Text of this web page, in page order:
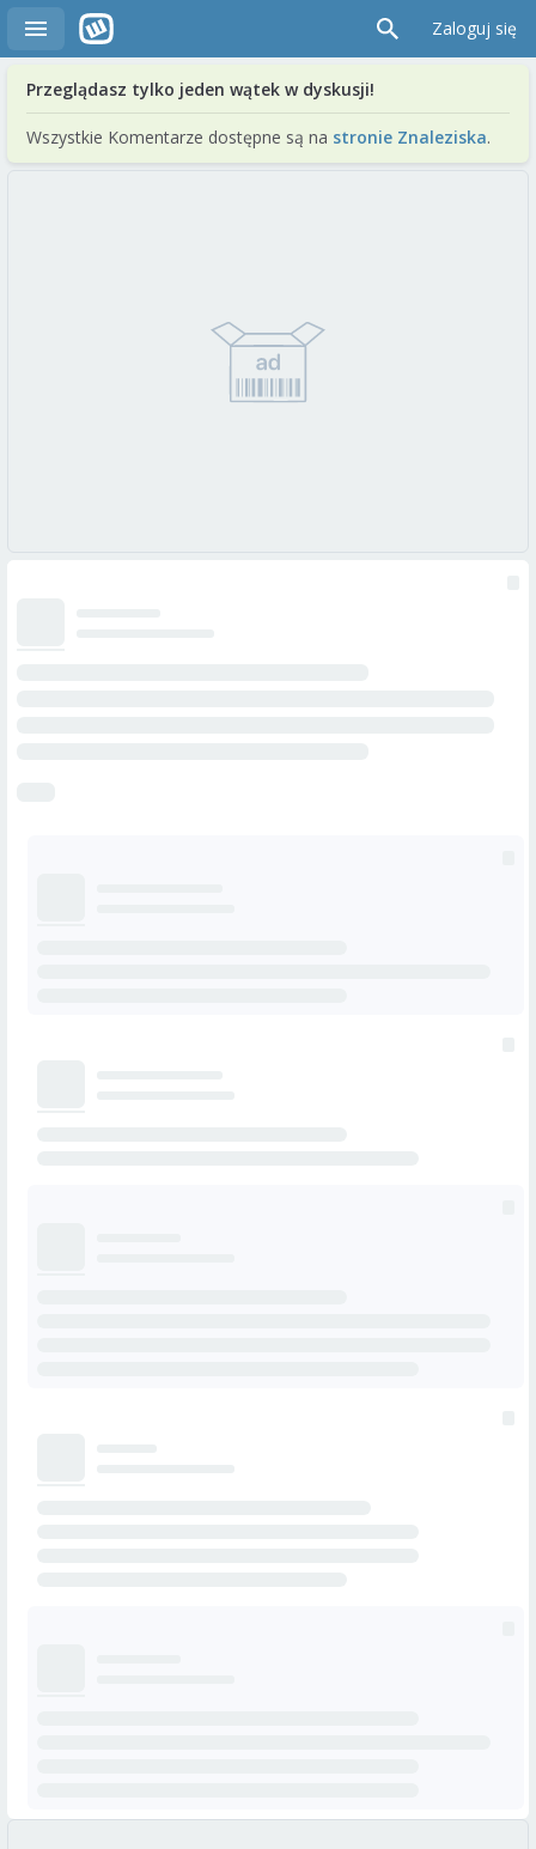
Zaloguj się
Przeglądasz tylko jeden wątek w dyskusji!
Wszystkie Komentarze dostępne są na stronie Znaleziska.